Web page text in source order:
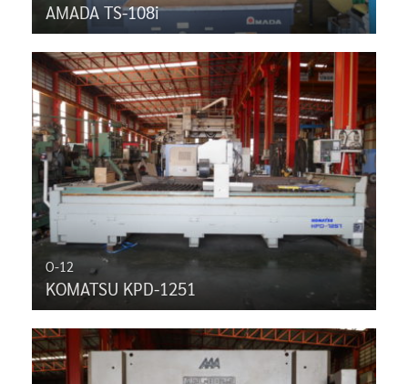
AMADA TS-108i
O-12
KOMATSU KPD-1251